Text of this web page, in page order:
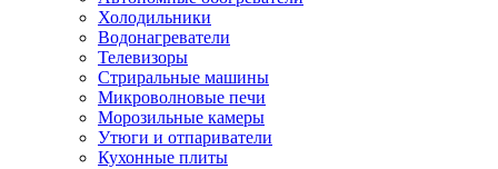
Холодильники
Водонагреватели
Телевизоры
Стриральные машины
Микроволновые печи
Морозильные камеры
Утюги и отпариватели
Кухонные плиты